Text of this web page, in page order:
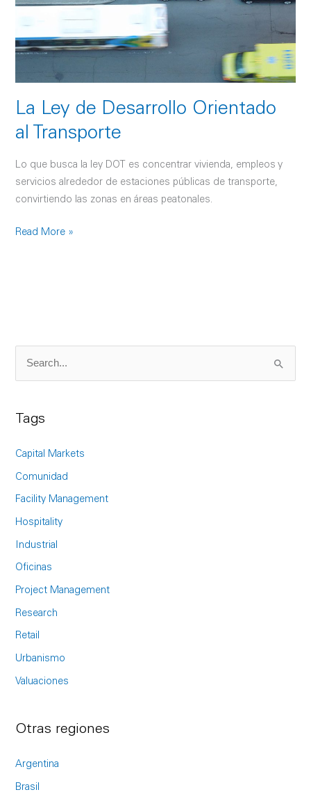
La Ley de Desarrollo Orientado
al Transporte
Lo que busca la ley DOT es concentrar vivienda, empleos y
servicios alrededor de estaciones públicas de transporte,
convirtiendo las zonas en áreas peatonales.
Orientado
Transporte
Read More »
c
:
Tags
Capital Markets
Comunidad
Facility Management
Hospitality
Industrial
Oficinas
Project Management
Research
Retail
Urbanismo
Valuaciones
Otras regiones
Argentina
Brasil